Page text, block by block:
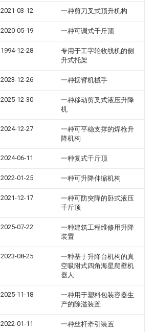
2021-03-12 一种剪刀叉式顶升机构
2020-05-19 一种可调式千斤顶
1994-12-28
专用于工字轮收线机的侧
升式托架
2023-12-26 一种摆臂机械手
2025-12-30
一种移动剪叉式液压升降
机
2024-12-27
一种可平稳支撑的焊枪升
降机构
2024-06-11 一种复式千斤顶
2022-01-25 一种可升降伸缩机构
2021-12-17
一种可防突降的卧式液压
千斤顶
2025-07-22
一种建筑工程维修用升降
装置
2023-08-25
一种基于升降台机构的真
空吸附式四角海星爬壁机
器人
2025-11-18
一种用于塑料包装容器生
产的除溢装置
2022-01-11 一种丝杆牵引装置